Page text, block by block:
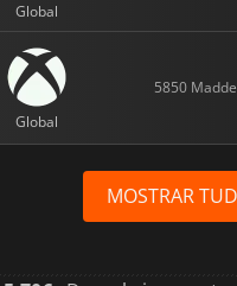
Global
Global
5850
MOSTRAR